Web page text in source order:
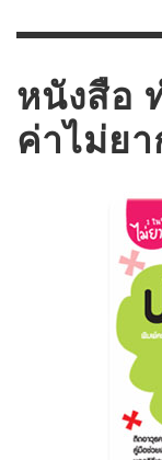
หนังสือ
ค่าไม่ย